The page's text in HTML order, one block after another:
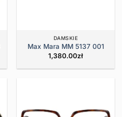
DAMSKIE
Max Mara MM 5137 001
1,380.00zł